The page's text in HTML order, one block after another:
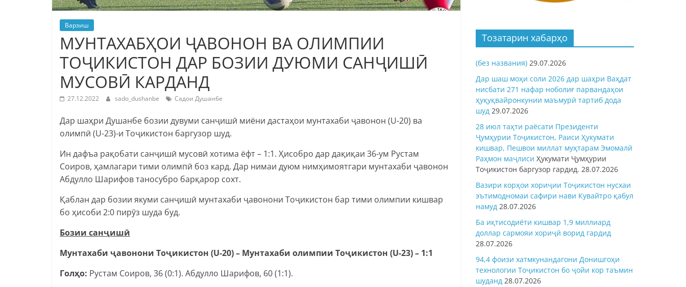
Варзиш
МУНТАХАБҲОИ ҶАВОНОН ВА ОЛИМПИИ
ТОҶИКИСТОН ДАР БОЗИИ ДУЮМИ САНҶИШӢ
МУСОВӢ КАРДАНД
27.12.2022 sado_dushanbe Садои Душанбе
Дар шаҳри Душанбе бозии дувуми санҷишӣ миёни дастаҳои мунтахаби ҷавонон (U-20) ва
олимпӣ (U-23)-и Тоҷикистон баргузор шуд.
Ин дафъа рақобати санҷишӣ мусовӣ хотима ёфт – 1:1. Ҳисобро дар дақиқаи 36-ум Рустам
Соиров, ҳамлагари тими олимпӣ боз кард. Дар нимаи дуюм нимҳимоятгари мунтахаби ҷавонон
Абдулло Шарифов таносубро барқарор сохт.
Қаблан дар бозии якуми санҷишӣ мунтахаби ҷавонони Тоҷикистон бар тими олимпии кишвар
бо ҳисоби 2:0 пирӯз шуда буд.
Бозии санҷишӣ
Мунтахаби ҷавонони Тоҷикистон (U-20) – Мунтахаби олимпии Тоҷикистон (U-23) – 1:1
Голҳо: Рустам Соиров, 36 (0:1). Абдулло Шарифов, 60 (1:1).
Тозатарин хабарҳо
(без названия) 29.07.2026
Дар шаш моҳи соли 2026 дар шаҳри Ваҳдат
нисбати 271 нафар ноболиғ парвандаҳои
ҳуқуқвайронкунии маъмурӣ тартиб дода
шуд 29.07.2026
28 июл таҳти раёсати Президенти
Ҷумҳурии Тоҷикистон, Раиси Ҳукумати
кишвар, Пешвои миллат муҳтарам Эмомалӣ
Раҳмон маҷлиси Ҳукумати Ҷумҳурии
Тоҷикистон баргузор гардид. 28.07.2026
Вазири корҳои хориҷии Тоҷикистон нусхаи
эътимодномаи сафири нави Кувайтро қабул
намуд 28.07.2026
Ба иқтисодиёти кишвар 1,9 миллиард
доллар сармояи хориҷӣ ворид гардид
28.07.2026
94,4 фоизи хатмкунандагони Донишгоҳи
технологии Тоҷикистон бо ҷойи кор таъмин
шуданд 28.07.2026